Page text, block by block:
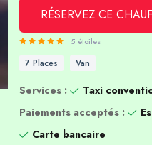
RÉSERVEZ CE
5 étoiles
7 Places Van
Services :
Taxi
Paiements acceptés :
Carte bancaire